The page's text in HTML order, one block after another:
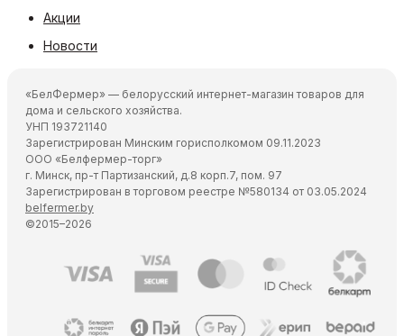
Акции
Новости
«БелФермер» — белорусский интернет-магазин товаров для
дома и сельского хозяйства.
УНП 193721140
Зарегистрирован Минским горисполкомом 09.11.2023
ООО «Белфермер-торг»
г. Минск, пр-т Партизанский, д.8 корп.7, пом. 97
Зарегистрирован в торговом реестре №580134 от 03.05.2024
belfermer.by
©2015–2026